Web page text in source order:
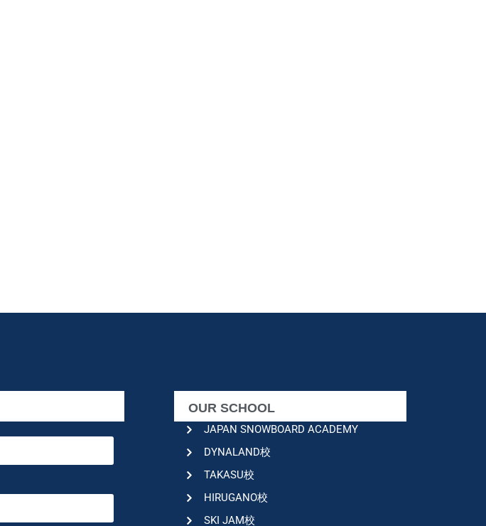
OUR SCHOOL
JAPAN SNOWBOARD ACADEMY
DYNALAND校
TAKASU校
HIRUGANO校
SKI JAM校